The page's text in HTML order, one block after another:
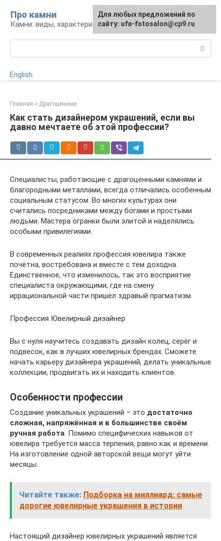
контенту
Про камни
Камни: виды, характеристики, изделия
English
Главная » Драгоценные
Как стать дизайнером украшений, если вы
давно мечтаете об этой профессии?
Специалисты, работающие с драгоценными камнями и
благородными металлами, всегда отличались особенным
социальным статусом. Во многих культурах они
считались посредниками между богами и простыми
людьми. Мастера огранки были элитой и наделялись
особыми привилегиями.
В современных реалиях профессия ювелира также
почётна, востребована и вместе с тем доходна.
Единственное, что изменилось, так это восприятие
специалиста окружающими, где на смену
иррациональной части пришёл здравый прагматизм.
Профессия Ювелирный дизайнер
Вы с нуля научитесь создавать дизайн колец, серёг и
подвесок, как в лучших ювелирных брендах. Сможете
начать карьеру дизайнера украшений, делать уникальные
коллекции, продвигать их и находить клиентов.
Особенности профессии
Создание уникальных украшений – это достаточно
сложная, напряжённая и в большинстве своём
ручная работа. Помимо специфических навыков от
ювелира требуется масса терпения, равно как и времени.
На изготовление одной авторской вещи могут уйти
месяцы.
Читайте также: Подборка на миллиард: самые
дорогие ювелирные украшения в истории
Настоящий дизайнер ювелирных украшений является
Для любых предложений по
сайту: ufa-fotosalon@cp9.ru